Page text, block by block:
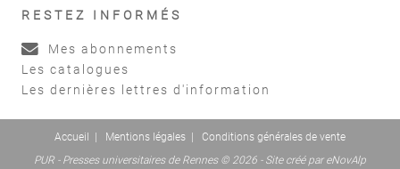
RESTEZ INFORMÉS
Mes abonnements
Les catalogues
Les dernières lettres d'information
Accueil Mentions légales
Conditions générales de vente
PUR - Presses universitaires de Rennes © 2026 - Site créé par eNovAlp